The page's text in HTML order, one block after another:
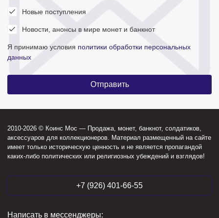
Новые поступления
Новости, анонсы в мире монет и банкнот
Я принимаю условия политики обработки персональных
данных
2010-2026 © Коинс Мос — Продажа, монет, банкнот, солдатиков,
аксессуаров для коллекционеров. Материал размещенный на сайте
имеет только историческую ценность и не является пропагандой
каких-либо политических или религиозных убеждений и взглядов!
+7 (926) 401-66-55
Написать в мессенджеры: